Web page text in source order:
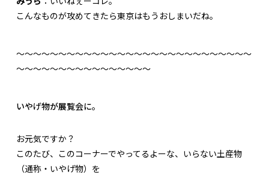
こんなものが攻めてきたら東京はもうおしまいだね。
～～～～～～～～～～～～～～～～～～～～～～～～～～～～
～～～～～～～～～～～～～～～～
いやげ物が展覧会に。
お元気ですか？
このたび、このコーナーでやってるよーな、いらない土産物
（通称・いやげ物）を